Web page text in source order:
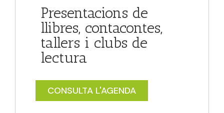
Presentacions de
llibres, contacontes,
tallers i clubs de
lectura
CONSULTA L'AGENDA